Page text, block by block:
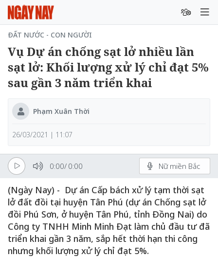
ĐẤT NƯỚC - CON NGƯỜI
Vụ Dự án chống sạt lở nhiều lần
sạt lở: Khối lượng xử lý chỉ đạt 5%
sau gần 3 năm triển khai
Phạm Xuân Thời
26/03/2021 | 11:07
0:00/ 0:00 Nữ miền Bắc
(Ngày Nay) - Dự án Cấp bách xử lý tạm thời sạt
lở đất đồi tại huyện Tân Phú (dự án Chống sạt lở
đồi Phú Sơn, ở huyện Tân Phú, tỉnh Đồng Nai) do
Công ty TNHH Minh Minh Đạt làm chủ đầu tư đã
triển khai gần 3 năm, sắp hết thời hạn thi công
nhưng khối lượng xử lý chỉ đạt 5%.